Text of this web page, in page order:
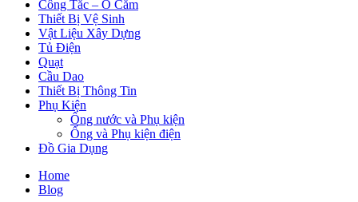
Công Tắc – Ổ Cắm
Thiết Bị Vệ Sinh
Vật Liệu Xây Dựng
Tủ Điện
Quạt
Cầu Dao
Thiết Bị Thông Tin
Phụ Kiện
Ống nước và Phụ kiện
Ống và Phụ kiện điện
Đồ Gia Dụng
Home
Blog